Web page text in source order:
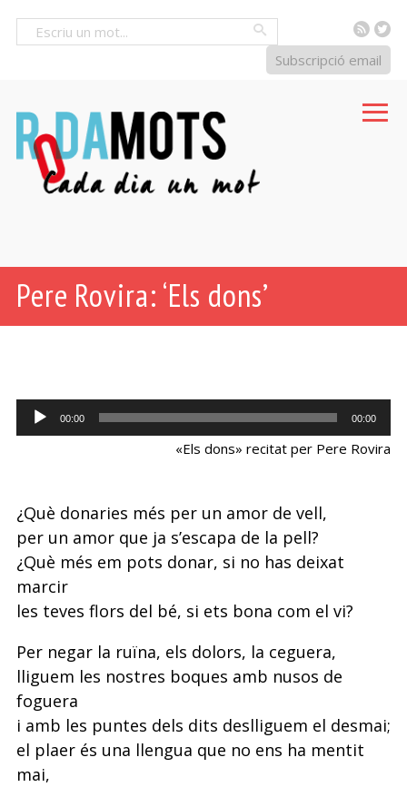
RSS
Subscripció email
Pere Rovira: ‘Els dons’
Reproductor
d'àudio
00:00 00:00
«Els dons» recitat per Pere Rovira
¿Què donaries més per un amor de vell,
per un amor que ja s’escapa de la pell?
¿Què més em pots donar, si no has deixat
marcir
les teves flors del bé, si ets bona com el vi?
Per negar la ruïna, els dolors, la ceguera,
lliguem les nostres boques amb nusos de
foguera
i amb les puntes dels dits deslliguem el desmai;
el plaer és una llengua que no ens ha mentit
mai,